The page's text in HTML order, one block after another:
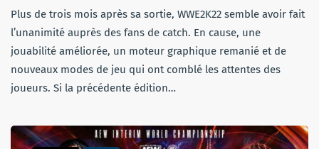
Plus de trois mois après sa sortie, WWE2K22 semble avoir fait
l’unanimité auprès des fans de catch. En cause, une
jouabilité améliorée, un moteur graphique remanié et de
nouveaux modes de jeu qui ont comblé les attentes des
joueurs. Si la précédente édition…